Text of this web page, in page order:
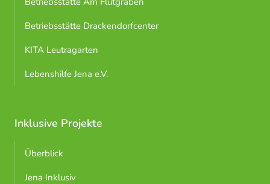
Betriebsstätte Drackendorfcenter
KITA Leutragarten
Lebenshilfe Jena e.V.
Inklusive Projekte
Überblick
Jena Inklusiv